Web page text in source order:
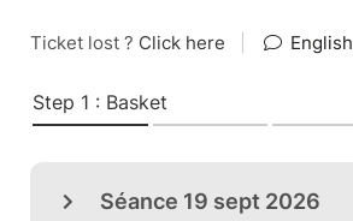
Ticket lost ? Click here English
Step 1 : Basket
Séance 19 sept 2026